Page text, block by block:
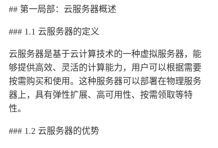
## 第一局部：云服务器概述
### 1.1 云服务器的定义
云服务器是基于云计算技术的一种虚拟服务器，能
够提供高效、灵活的计算能力，用户可以根据需要
按需购买和使用。这种服务器可以部署在物理服务
器上，具有弹性扩展、高可用性、按需领取等特
性。
### 1.2 云服务器的优势